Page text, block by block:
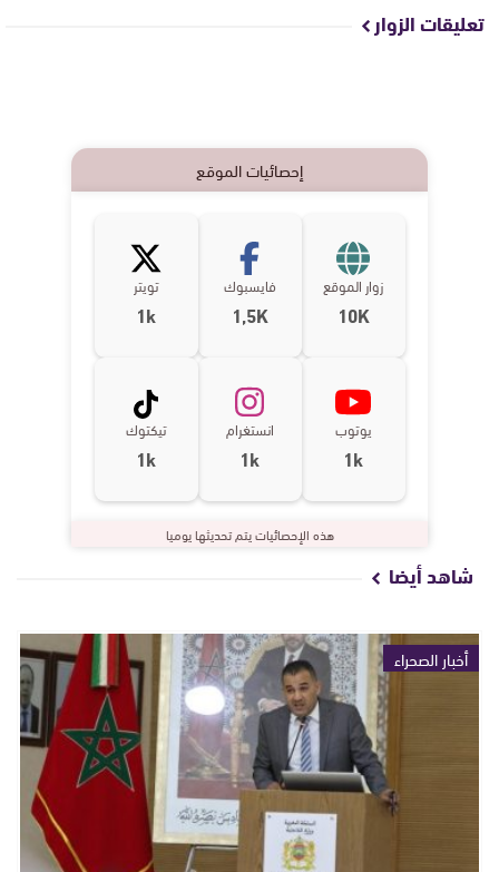
تعليقات الزوار
إحصائيات الموقع
زوار الموقع
10K
فايسبوك
1,5K
تويتر
1k
يوتوب
1k
انستغرام
1k
تيكتوك
1k
هذه الإحصائيات يتم تحديثها يوميا
شاهد أيضا
أخبار الصحراء